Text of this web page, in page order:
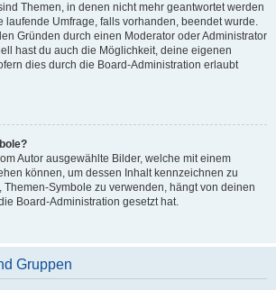
Themen, in denen nicht mehr geantwortet werden
laufende Umfrage, falls vorhanden, beendet wurde.
Gründen durch einen Moderator oder Administrator
hast du auch die Möglichkeit, deine eigenen
dies durch die Board-Administration erlaubt
Autor ausgewählte Bilder, welche mit einem
können, um dessen Inhalt kennzeichnen zu
Themen-Symbole zu verwenden, hängt von deinen
Board-Administration gesetzt hat.
Gruppen